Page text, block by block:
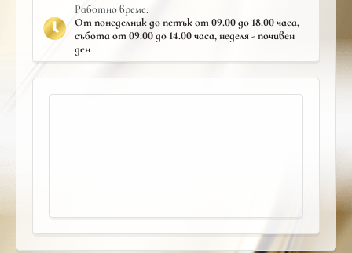
Работно време:
От понеделник до петък от 09.00 до 18.00 часа,
събота от 09.00 до 14.00 часа, неделя - почивен
ден